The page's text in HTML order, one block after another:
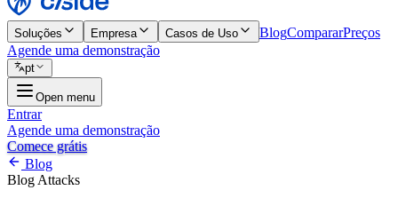
Soluções Empresa Casos de Uso BlogCompararPreços
Agende uma demonstração
pt
Open menu
Entrar
Agende uma demonstração
Comece grátis
Blog
Blog Attacks